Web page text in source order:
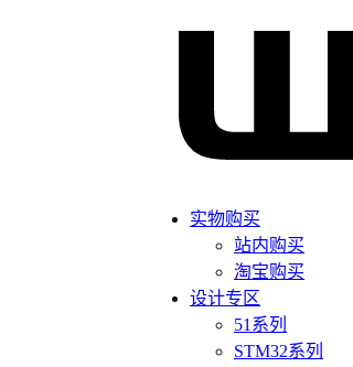
实物购买
站内购买
淘宝购买
设计专区
51系列
STM32系列